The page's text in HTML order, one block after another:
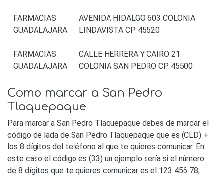
FARMACIAS
GUADALAJARA
AVENIDA HIDALGO 603 COLONIA
LINDAVISTA CP 45520
FARMACIAS
GUADALAJARA
CALLE HERRERA Y CAIRO 21
COLONIA SAN PEDRO CP 45500
Como marcar a San Pedro
Tlaquepaque
Para marcar a San Pedro Tlaquepaque debes de marcar el
código de lada de San Pedro Tlaquepaque que es (CLD) +
los 8 dígitos del teléfono al que te quieres comunicar. En
este caso el código es (33) un ejemplo sería si el número
de 8 dígitos que te quieres comunicar es el 123 456 78,